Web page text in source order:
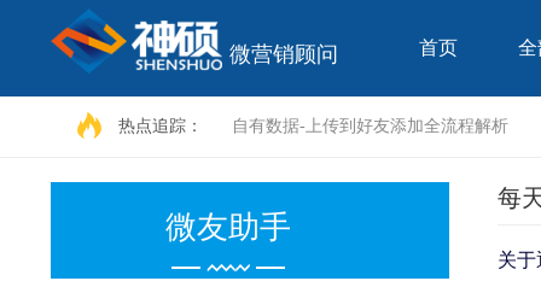
微营销顾问 首页 全
热点追踪： 自有数据-上传到好友添加全流程解析
微友助手
每
关